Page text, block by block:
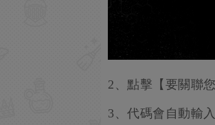
2、點擊【要關聯
3、代碼會自動輸